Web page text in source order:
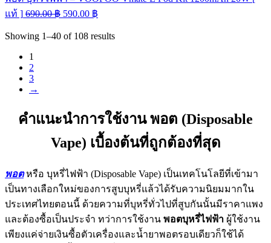
แท้ ] 690.00฿ 590.00 ฿
Showing 1–40 of 108 results
1
2
3
→
คำแนะนำการใช้งาน พอต (Disposable
Vape) เบื้องต้นที่ถูกต้องที่สุด
พอตหรือ บุหรี่ไฟฟ้า (Disposable Vape) เป็นเทคโนโลยีที่เข้ามา
เป็นทางเลือกใหม่ของการสูบบุหรี่แล้วได้รับความนิยมมากใน
ประเทศไทยตอนนี้ ด้วยความที่บุหรี่ทั่วไปที่สูบกันนั้นมีราคาแพง
และต้องซื้อเป็นประจำ ทว่าการใช้งาน พอตบุหรี่ไฟฟ้า ผู้ใช้งาน
เพียงแค่จ่ายเงินซื้อตัวเครื่องและน้ำยาพอตรอบเดียวก็ใช้ได้